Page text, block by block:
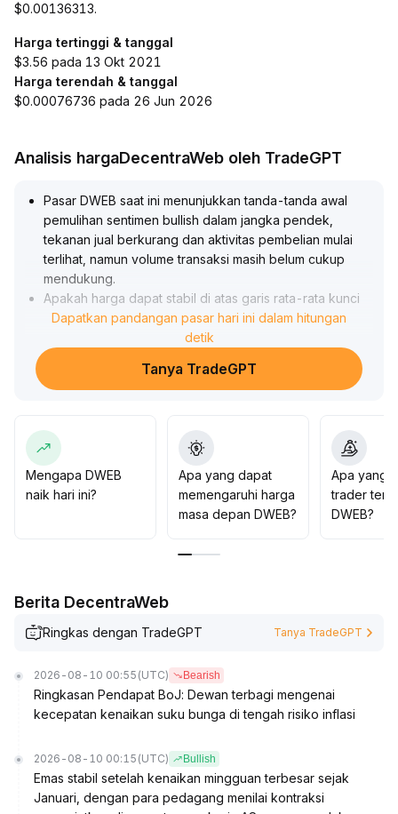
$0.00136313.
Harga tertinggi & tanggal
$3.56 pada 13 Okt 2021
Harga terendah & tanggal
$0.00076736 pada 26 Jun 2026
Analisis hargaDecentraWeb oleh TradeGPT
Pasar DWEB saat ini menunjukkan tanda-tanda awal
pemulihan sentimen bullish dalam jangka pendek,
tekanan jual berkurang dan aktivitas pembelian mulai
terlihat, namun volume transaksi masih belum cukup
mendukung.
Apakah harga dapat stabil di atas garis rata-rata kunci
di kisaran 2-2,3 masih perlu diamati dari arus modal
Tren jangka menengah dan panjang belum
terkonfirmasi, memerlukan verifikasi lebih lanjut melalui
disiplin dalam mengendalikan stop-loss, waspada
terhadap breakout palsu, serta terus memonitor arus
dana di on-chain dan perubahan kepemilikan utama,
lakukan penyesuaian posisi secara fleksibel untuk
menghadapi risiko volatilitas
Dapatkan pandangan pasar hari ini dalam hitungan
detik
Tanya TradeGPT
Mengapa DWEB
naik hari ini?
Apa yang dapat
memengaruhi harga
masa depan DWEB?
Apa yang
trader
DWEB?
Berita DecentraWeb
Ringkas dengan TradeGPT Tanya TradeGPT
2026-08-10 00:55 (UTC) Bearish
Ringkasan Pendapat BoJ: Dewan terbagi mengenai
kecepatan kenaikan suku bunga di tengah risiko inflasi
2026-08-10 00:15 (UTC) Bullish
Emas stabil setelah kenaikan mingguan terbesar sejak
Januari, dengan para pedagang menilai kontraksi